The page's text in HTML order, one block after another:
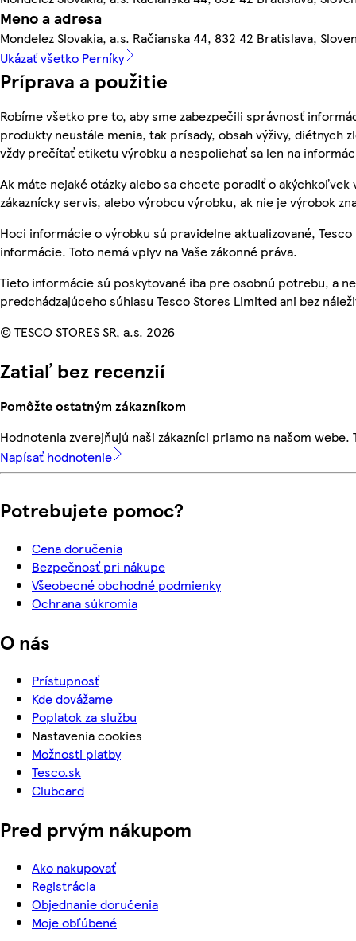
Meno a adresa
Mondelez Slovakia, a.s. Račianska 44, 832 42 Bratislava,
Ukázať všetko Perníky
Príprava a použitie
Robíme všetko pre to, aby sme zabezpečili správnosť
produkty neustále menia, tak prísady, obsah výživy, diétnych
vždy prečítať etiketu výrobku a nespoliehať sa len na
Ak máte nejaké otázky alebo sa chcete poradiť o akýchkoľvek
zákaznícky servis, alebo výrobcu výrobku, ak nie je výrobok
Hoci informácie o výrobku sú pravidelne aktualizované,
informácie. Toto nemá vplyv na Vaše zákonné práva.
Tieto informácie sú poskytované iba pre osobnú potrebu, a
predchádzajúceho súhlasu Tesco Stores Limited ani bez
© TESCO STORES SR, a.s. 2026
Zatiaľ bez recenzií
Pomôžte ostatným zákazníkom
Hodnotenia zverejňujú naši zákazníci priamo na našom
Napísať hodnotenie
Potrebujete pomoc?
Cena doručenia
Bezpečnosť pri nákupe
Všeobecné obchodné podmienky
Ochrana súkromia
O nás
Prístupnosť
Kde dovážame
Poplatok za službu
Nastavenia cookies
Možnosti platby
Tesco.sk
Clubcard
Pred prvým nákupom
Ako nakupovať
Registrácia
Objednanie doručenia
Moje obľúbené